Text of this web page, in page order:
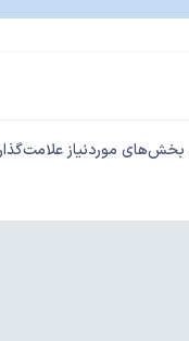
بخش‌های موردنیاز